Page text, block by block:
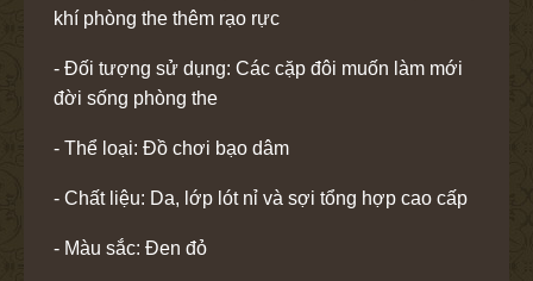
khí phòng the thêm rạo rực
- Đối tượng sử dụng: Các cặp đôi muốn làm mới
đời sống phòng the
- Thể loại: Đồ chơi bạo dâm
- Chất liệu: Da, lớp lót nỉ và sợi tổng hợp cao cấp
- Màu sắc: Đen đỏ